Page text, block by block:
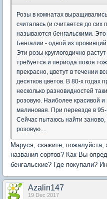
Розы в комнатах
считалась (и считается до сих
называются бенгальскими.
Бенгалии - одной из
Эти розы круглогодично
требуется и периода покоя
прекрасно, цветут в течении
десятков цветов. В 80-х годах
несколько разновидностей
розовую. Наиболее красивой
малиновая. При переезде в
Сейчас пытаюсь найти заново,
розовую....
Маруся, скажите,
названия сортов? Как Вы
бенгальские? Где покупали?
Azalin147
19 Dec 2017